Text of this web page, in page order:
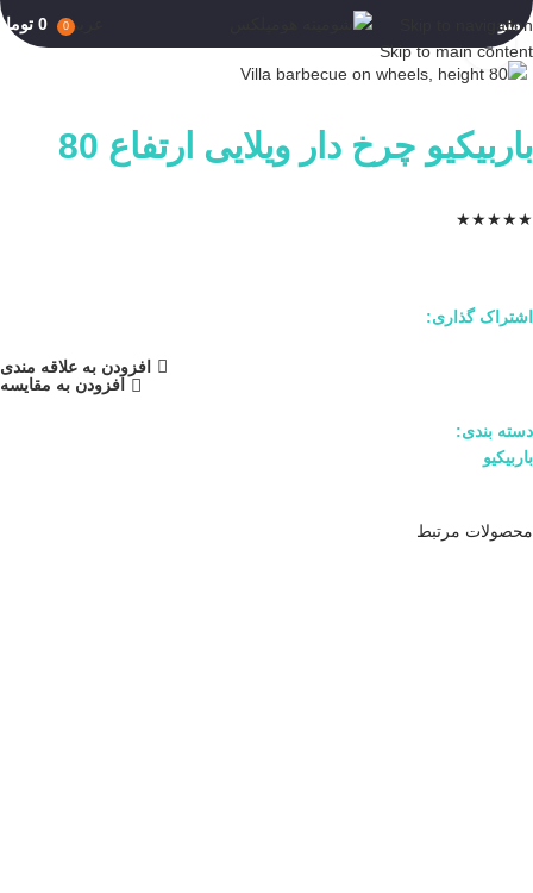
Skip to navigation
Skip to main content
منو عربي0
0
باربیکیو چرخ دار ویلایی ارتفاع 80
★
★
★
★
★
اشتراک گذاری:
افزودن به علاقه مندی
افزودن به مقایسه
دسته بندی:
باربیکیو
محصولات مرتبط